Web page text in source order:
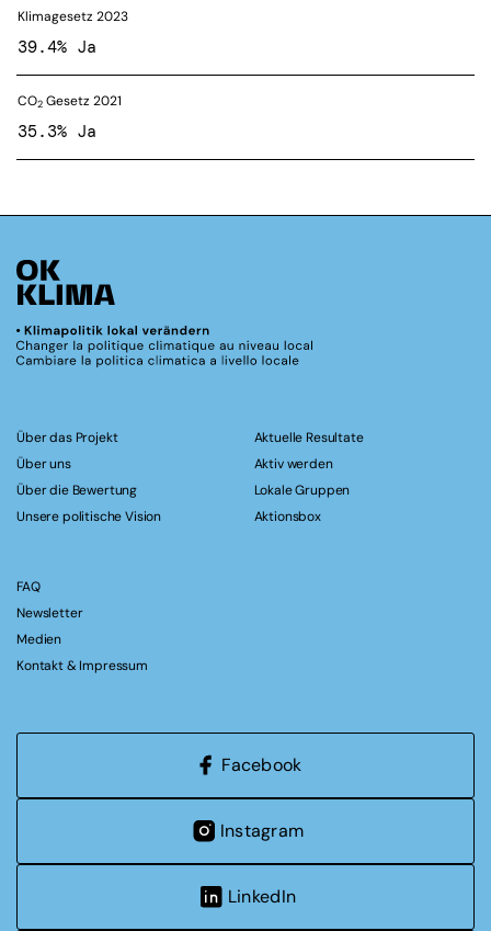
Klimagesetz 2023
39.4% Ja
CO2 Gesetz 2021
35.3% Ja
Über das Projekt
Über uns
Über die Bewertung
Unsere politische Vision
Aktuelle Resultate
Aktiv werden
Lokale Gruppen
Aktionsbox
FAQ
Newsletter
Medien
Kontakt & Impressum
Facebook
Instagram
LinkedIn